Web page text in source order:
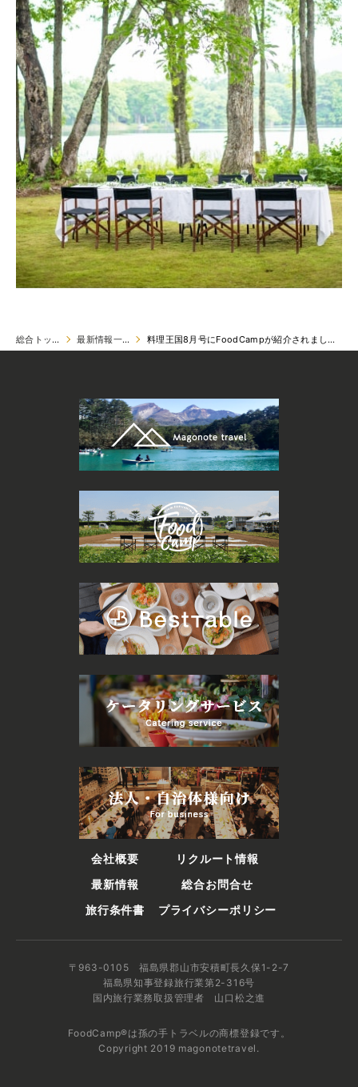
総合トップ 最新情報一覧 料理王国8月号にFoodCampが紹介されました！
会社概要
リクルート情報
最新情報
総合お問合せ
旅行条件書
プライバシーポリシー
〒963-0105 福島県郡山市安積町長久保1-2-7
福島県知事登録旅行業第2-316号
国内旅行業務取扱管理者 山口松之進
FoodCamp®は孫の手トラベルの商標登録です。
Copyright 2019 magonotetravel.